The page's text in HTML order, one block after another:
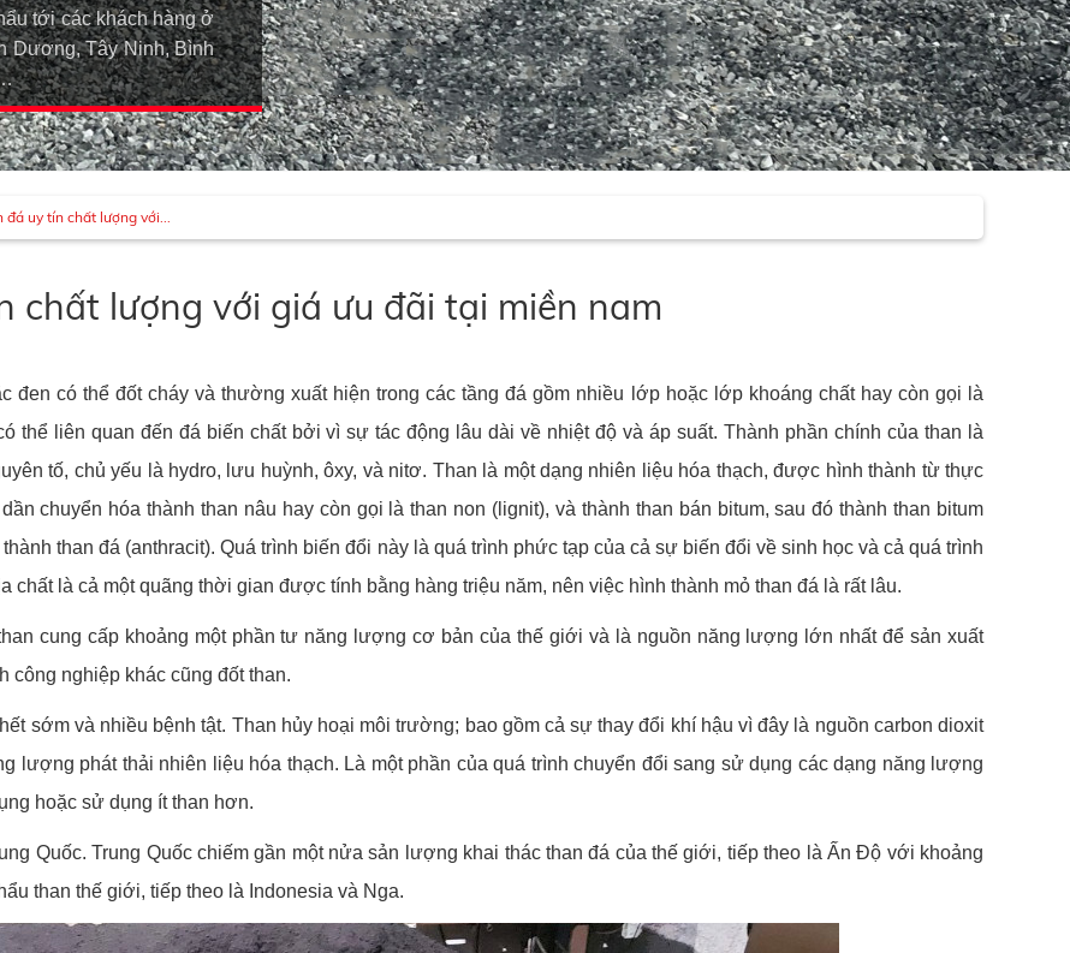
tới các khách hàng ở
Dương, Tây Ninh, Bình
đá uy tín chất lượng với...
chất lượng với giá ưu đãi tại miền nam
đen có thể đốt cháy và thường xuất hiện trong các tầng đá gồm nhiều lớp hoặc lớp khoáng chất hay còn gọi là
thể liên quan đến đá biến chất bởi vì sự tác động lâu dài về nhiệt độ và áp suất. Thành phần chính của than là
tố, chủ yếu là hydro, lưu huỳnh, ôxy, và nitơ. Than là một dạng nhiên liệu hóa thạch, được hình thành từ thực
chuyển hóa thành than nâu hay còn gọi là than non (lignit), và thành than bán bitum, sau đó thành than bitum
than đá (anthracit). Quá trình biến đổi này là quá trình phức tạp của cả sự biến đổi về sinh học và cả quá trình
chất là cả một quãng thời gian được tính bằng hàng triệu năm, nên việc hình thành mỏ than đá là rất lâu.
cung cấp khoảng một phần tư năng lượng cơ bản của thế giới và là nguồn năng lượng lớn nhất để sản xuất
công nghiệp khác cũng đốt than.
sớm và nhiều bệnh tật. Than hủy hoại môi trường; bao gồm cả sự thay đổi khí hậu vì đây là nguồn carbon dioxit
lượng phát thải nhiên liệu hóa thạch. Là một phần của quá trình chuyển đổi sang sử dụng các dạng năng lượng
hoặc sử dụng ít than hơn.
Quốc. Trung Quốc chiếm gần một nửa sản lượng khai thác than đá của thế giới, tiếp theo là Ấn Độ với khoảng
than thế giới, tiếp theo là Indonesia và Nga.